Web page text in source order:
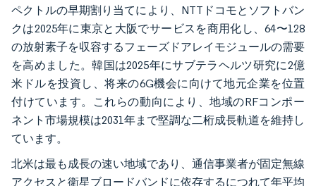
ペクトルの早期割り当てにより、NTTドコモとソフトバン
クは2025年に東京と大阪でサービスを商用化し、64〜128
の放射素子を収容するフェーズドアレイモジュールの需要
を高めました。韓国は2025年にサブテラヘルツ研究に2億
米ドルを投資し、将来の6G機会に向けて地元企業を位置
付けています。これらの動向により、地域のRFコンポー
ネント市場規模は2031年まで堅調な二桁成長軌道を維持し
ています。
北米は最も成長の速い地域であり、通信事業者が固定無線
アクセスと衛星ブロードバンドに依存するにつれて年平均